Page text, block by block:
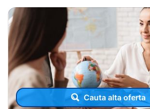
Cauta alta oferta